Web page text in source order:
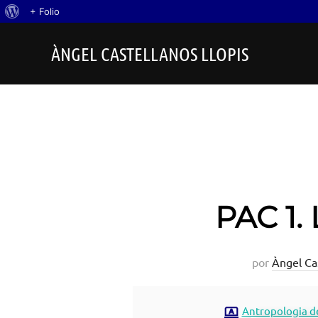
Acerca
WordPress
+ Folio
ÀNGEL CASTELLANOS LLOPIS
PAC
por Àngel
Antropologia